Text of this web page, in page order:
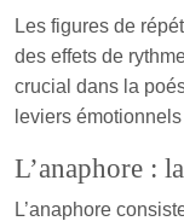
Les figures de
des effets de
crucial dans la
leviers
L’anaphore :
L’anaphore